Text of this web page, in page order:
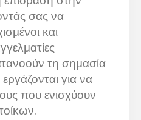
σας να
και
τη σημασία
για να
που ενισχύουν